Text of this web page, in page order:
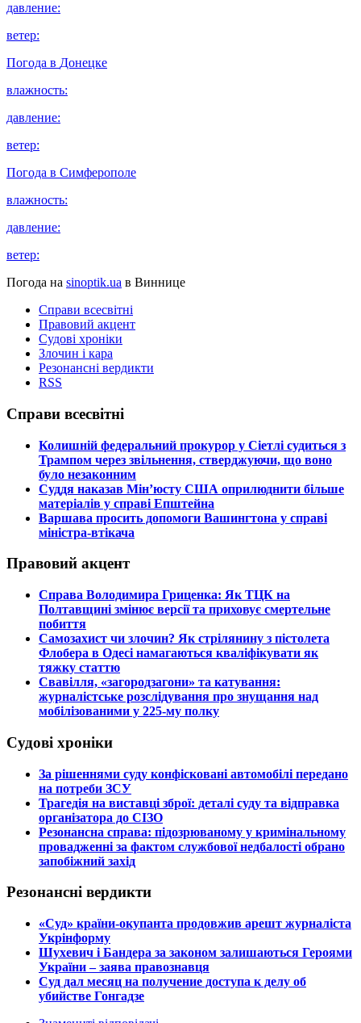
давление:
ветер:
Погода в Донецке
влажность:
давление:
ветер:
Погода в Симферополе
влажность:
давление:
ветер:
Погода на sinoptik.ua в Виннице
Справи всесвітні
Правовий акцент
Судові хроніки
Злочин і кара
Резонансні вердикти
RSS
Справи всесвітні
​Колишній федеральний прокурор у Сіетлі судиться з
Трампом через звільнення, стверджуючи, що воно
було незаконним
​Суддя наказав Мін’юсту США оприлюднити більше
матеріалів у справі Епштейна
​Варшава просить допомоги Вашингтона у справі
міністра-втікача
Правовий акцент
​Справа Володимира Гриценка: Як ТЦК на
Полтавщині змінює версії та приховує смертельне
побиття
​Самозахист чи злочин? Як стрілянину з пістолета
Флобера в Одесі намагаються кваліфікувати як
тяжку статтю
​Свавілля, «загородзагони» та катування:
журналістське розслідування про знущання над
мобілізованими у 225-му полку
Судові хроніки
​За рішеннями суду конфісковані автомобілі передано
на потреби ЗСУ
​Трагедія на виставці зброї: деталі суду та відправка
організатора до СІЗО
​Резонансна справа: підозрюваному у кримінальному
провадженні за фактом службової недбалості обрано
запобіжний захід
Резонансні вердикти
​«Суд» країни-окупанта продовжив арешт журналіста
Укрінформу
Шухевич і Бандера за законом залишаються Героями
України – заява правознавця
Суд дал месяц на получение доступа к делу об
убийстве Гонгадзе